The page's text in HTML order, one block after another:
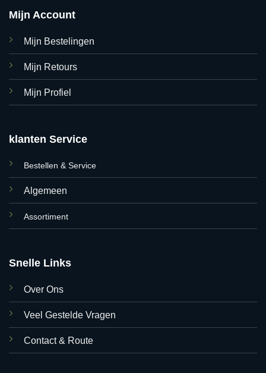
Mijn Account
Mijn Bestelingen
Mijn Retours
Mijn Profiel
klanten Service
Bestellen & Service
Algemeen
Assortiment
Snelle Links
Over Ons
Veel Gestelde Vragen
Contact & Route